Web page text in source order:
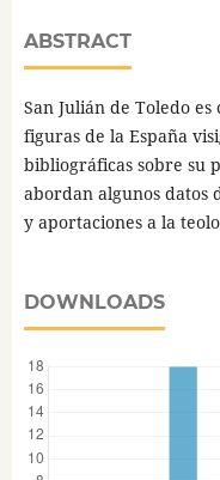
ABSTRACT
San Julián de Toledo
figuras de la España
bibliográficas sobre su
abordan algunos datos
y aportaciones a la
DOWNLOADS